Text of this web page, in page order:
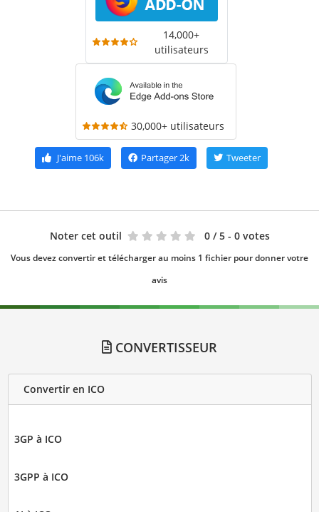
14,000+
utilisateurs
30,000+ utilisateurs
J'aime106k Partager2k Tweeter
Noter cet outil 0 / 5 - 0 votes
Vous devez convertir et télécharger au moins 1 fichier pour donner votre
avis
CONVERTISSEUR
Convertir en ICO
3GP à ICO
3GPP à ICO